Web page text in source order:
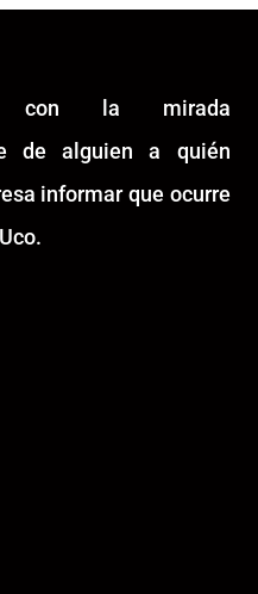
con la mirada
de alguien a quién
informar que ocurre